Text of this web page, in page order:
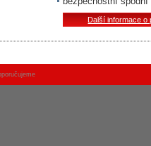
Další informace o